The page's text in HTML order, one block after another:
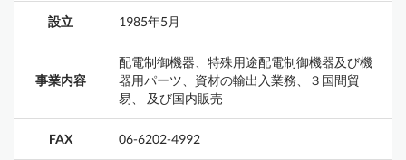
設立 1985年5月
事業内容
配電制御機器、特殊用途配電制御機器及び機
器用パーツ、資材の輸出入業務、３国間貿
易、 及び国内販売
FAX 06-6202-4992